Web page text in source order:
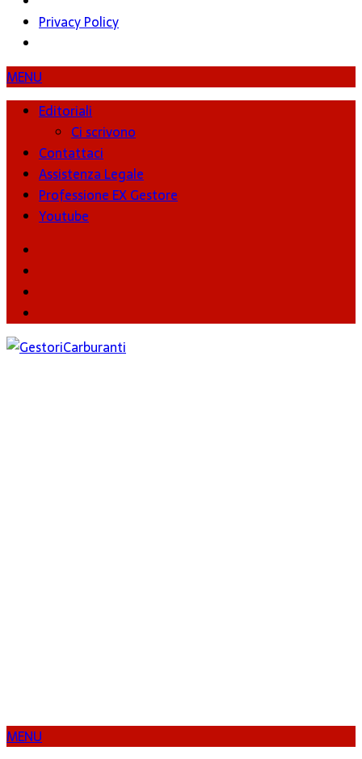
Privacy Policy
MENU
Editoriali
Ci scrivono
Contattaci
Assistenza Legale
Professione EX Gestore
Youtube
MENU